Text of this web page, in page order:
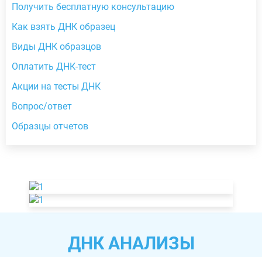
Получить бесплатную консультацию
Как взять ДНК образец
Виды ДНК образцов
Оплатить ДНК-тест
Акции на тесты ДНК
Вопрос/ответ
Образцы отчетов
ДНК АНАЛИЗЫ